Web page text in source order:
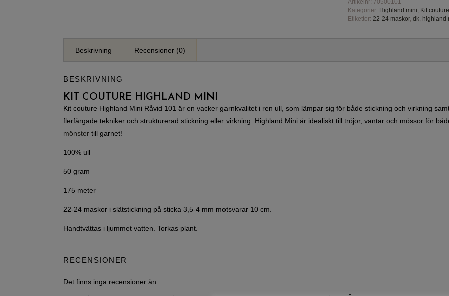
Artikelnr: 70500101
Kategorier: Highland mini, Kit couture
Etiketter: 22-24 maskor, dk, highland
Beskrivning Recensioner (0)
BESKRIVNING
KIT COUTURE HIGHLAND MINI
Kit couture Highland Mini Råvid 101 är en vacker garnkvalitet i ren ull, som lämpar sig för både stickning och virkning
flerfärgade tekniker och strukturerad stickning eller virkning. Highland Mini är idealiskt till tröjor, vantar och mössor för
mönster till garnet!
100% ull
50 gram
175 meter
22-24 maskor i slätstickning på sticka 3,5-4 mm motsvarar 10 cm.
Handtvättas i ljummet vatten. Torkas plant.
RECENSIONER
Det finns inga recensioner än.